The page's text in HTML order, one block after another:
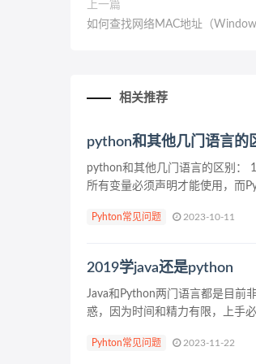
上一篇
如何查找网络MAC地址（
相关推荐
python和其他几门语言的
python和其他几门语言的区别：
所有变量必须声明才能使用，而
Pyhton常见问题 2023-10-11
2019学java还是python
Java和Python两门语言都是目前
惑，因为时间和精力有限，上手
Pyhton常见问题 2023-11-22